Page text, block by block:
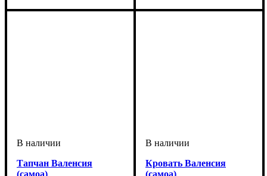
Тапчан Валенсия
(самоа)
Кровать Валенсия
(самоа)